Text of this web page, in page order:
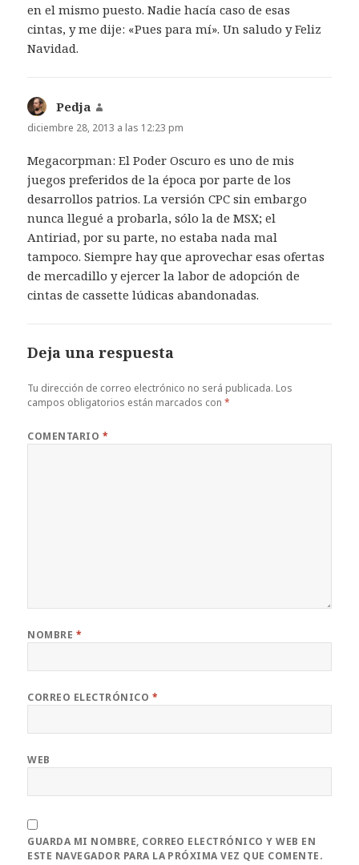
en el mismo puesto. Nadie hacía caso de esas
cintas, y me dije: «Pues para mí». Un saludo y Feliz
Navidad.
Pedja
diciembre 28, 2013 a las 12:23 pm
Megacorpman: El Poder Oscuro es uno de mis
juegos preferidos de la época por parte de los
desarrollos patrios. La versión CPC sin embargo
nunca llegué a probarla, sólo la de MSX; el
Antiriad, por su parte, no estaba nada mal
tampoco. Siempre hay que aprovechar esas ofertas
de mercadillo y ejercer la labor de adopción de
cintas de cassette lúdicas abandonadas.
Deja una respuesta
Tu dirección de correo electrónico no será publicada. Los
campos obligatorios están marcados con*
COMENTARIO *
NOMBRE *
CORREO ELECTRÓNICO *
WEB
GUARDA MI NOMBRE, CORREO ELECTRÓNICO Y WEB EN
ESTE NAVEGADOR PARA LA PRÓXIMA VEZ QUE COMENTE.